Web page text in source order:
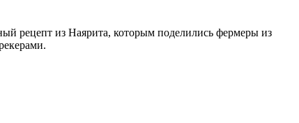
рецепт из Наярита, которым поделились фермеры из